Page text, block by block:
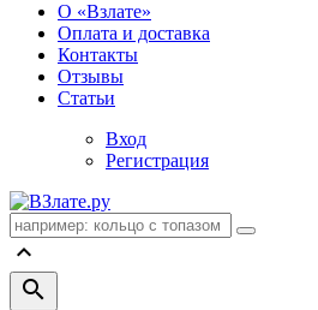
О «Взлате»
Оплата и доставка
Контакты
Отзывы
Статьи
Вход
Регистрация
keyboard_arrow_up
search